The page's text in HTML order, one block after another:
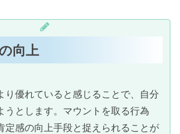
向上
り優れていると感じることで、自分
うとします。マウントを取る行為
定感の向上手段と捉えられることが